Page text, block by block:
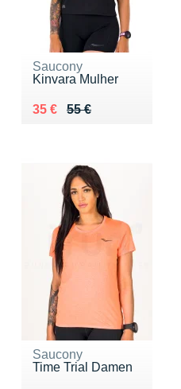
Saucony
Kinvara Mulher
55 €
Au lieu de 55 €
35 €
Vendu 35 €
Saucony
Time Trial Damen